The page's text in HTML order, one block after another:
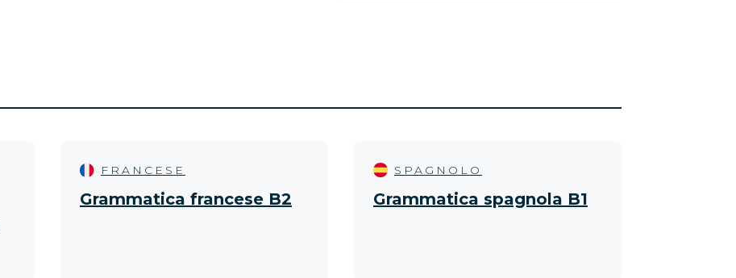
FRANCESE
Grammatica francese B2
SPAGNOLO
Grammatica spagnola B1